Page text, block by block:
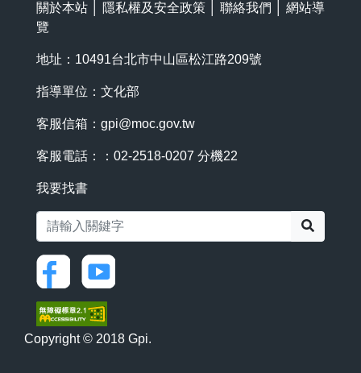
關於本站 隱私權及安全政策 聯絡我們
網站導
覽
地址：10491台北市中山區松江路209號
指導單位：文化部
客服信箱： gpi@moc.gov.tw
客服電話：：02-2518-0207 分機22
我要找書
Copyright © 2018 Gpi.